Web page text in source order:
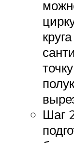
Шаг